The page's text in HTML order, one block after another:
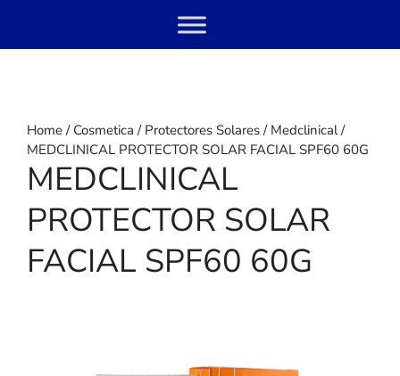
content
Home/ Cosmetica / Protectores Solares/ Medclinical/
MEDCLINICAL PROTECTOR SOLAR FACIAL SPF60 60G
MEDCLINICAL
PROTECTOR SOLAR
FACIAL SPF60 60G